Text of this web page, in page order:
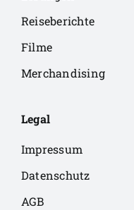
Reiseberichte
Filme
Merchandising
Legal
Impressum
Datenschutz
AGB